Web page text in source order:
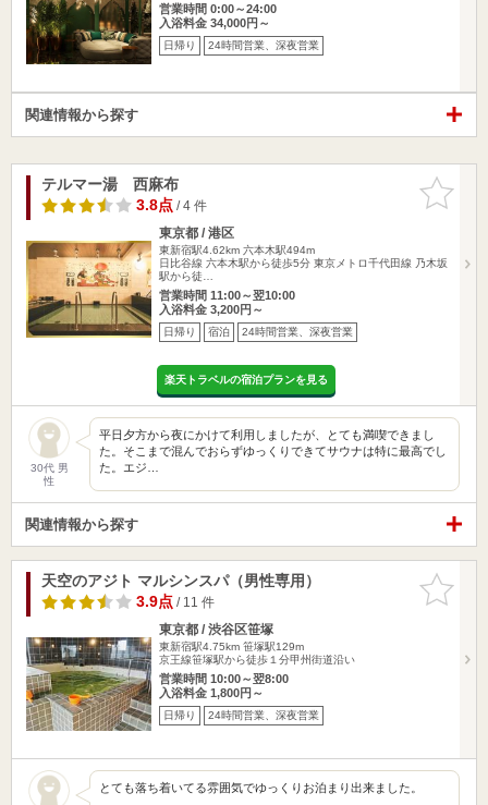
営業時間 0:00～24:00
入浴料金 34,000円～
日帰り 24時間営業、深夜営業
関連情報から探す
お気に入
りに追加
テルマー湯 西麻布
3.8点/ 4 件
東京都 / 港区
東新宿駅4.62km 六本木駅494m
日比谷線 六本木駅から徒歩5分 東京メトロ千代田線 乃木坂
駅から徒…
営業時間 11:00～翌10:00
入浴料金 3,200円～
日帰り 宿泊 24時間営業、深夜営業
楽天トラベルの宿泊プランを見る
30代 男
性
平日夕方から夜にかけて利用しましたが、とても満喫できまし
た。そこまで混んでおらずゆっくりできてサウナは特に最高でし
た。エジ…
関連情報から探す
お気に入
りに追加
天空のアジト マルシンスパ（男性専用）
3.9点/ 11 件
東京都 / 渋谷区笹塚
東新宿駅4.75km 笹塚駅129m
京王線笹塚駅から徒歩１分甲州街道沿い
営業時間 10:00～翌8:00
入浴料金 1,800円～
日帰り 24時間営業、深夜営業
とても落ち着いてる雰囲気でゆっくりお泊まり出来ました。